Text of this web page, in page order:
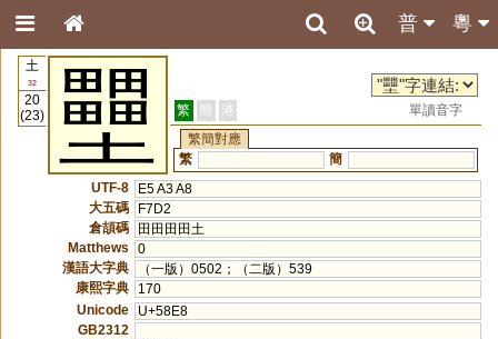
粵
普
土
32
20
(23)
壨 繁 簡 港
單讀音字
繁簡對應
繁
簡
UTF-8
E5 A3 A8
大五碼
F7D2
倉頡碼
田田田田土
Matthews
0
漢語大字典
（一版）0502；（二版）539
康熙字典
170
Unicode
U+58E8
GB2312